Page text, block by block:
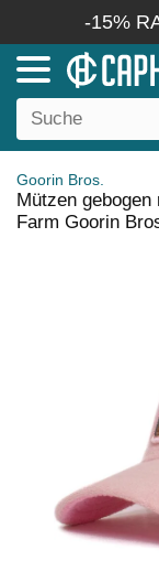
-15%
Goorin Bros.
Mützen
Farm Goorin